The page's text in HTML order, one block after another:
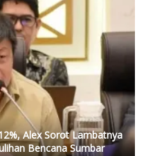
Alex Sorot Lambatnya
Bencana Sumbar